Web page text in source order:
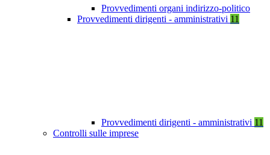
Provvedimenti organi indirizzo-politico
Provvedimenti dirigenti - amministrativi 11
Provvedimenti dirigenti - amministrativi 11
Controlli sulle imprese